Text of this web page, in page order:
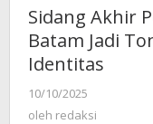
Sidang Akhir
Batam Jadi
Identitas
10/10/2025
redaksi
oleh redaksi